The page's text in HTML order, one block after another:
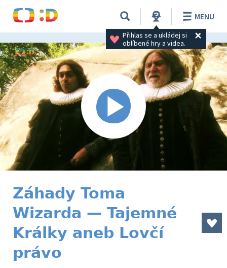
Přihlas se a ukládej si
oblíbené hry a videa.
MENU
Záhady Toma
Wizarda — Tajemné
Králky aneb Lovčí
právo